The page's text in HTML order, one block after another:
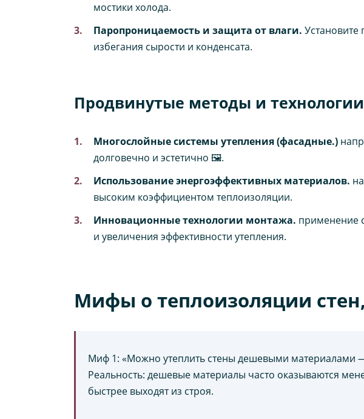
мостики холода.
Паропроницаемость и защита от влаги.
избегания сырости и конденсата.
Продвинутые методы и технологии
Многослойные системы утепления (фасадные.)
долговечно и эстетично 🖼️.
Использование энергоэффективных материалов.
высоким коэффициентом теплоизоляции.
Инновационные технологии монтажа. применение
и увеличения эффективности утепления.
Мифы о теплоизоляции
Миф 1: «Можно утеплить стены дешевыми материалами
Реальность: дешевые материалы часто оказываются
быстрее выходят из строя.